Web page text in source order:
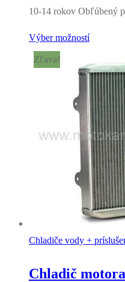
10-14 rokov Obľúbený
Výber možností
Chladiče vody +
Zľava!
Chladič